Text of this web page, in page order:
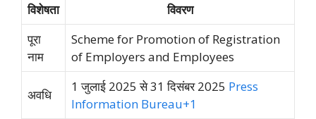
विशेषता
विवरण
पूरा
नाम
Scheme for Promotion of Registration
of Employers and Employees
अवधि
1 जुलाई 2025 से 31 दिसंबर 2025 Press
Information Bureau+1